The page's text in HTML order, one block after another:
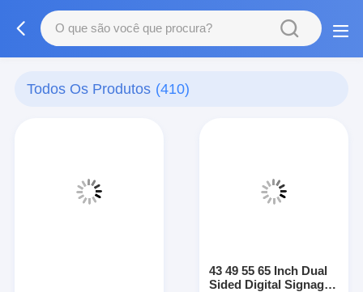
Todos Os Produtos (410)
43 49 55 65 Inch Dual
Sided Digital Signage